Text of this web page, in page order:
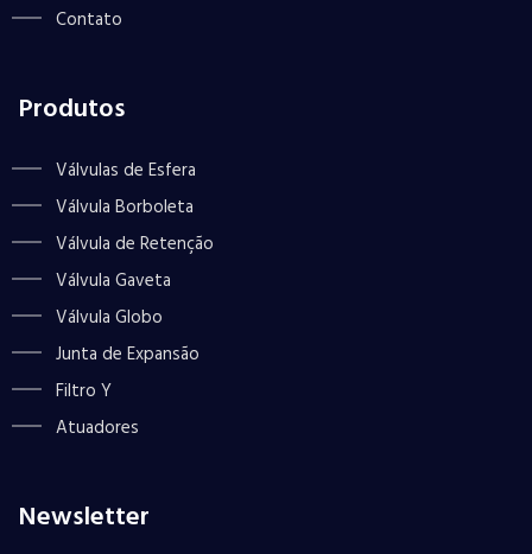
Contato
Produtos
Válvulas de Esfera
Válvula Borboleta
Válvula de Retenção
Válvula Gaveta
Válvula Globo
Junta de Expansão
Filtro Y
Atuadores
Newsletter